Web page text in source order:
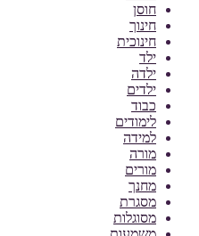
חוסן
חינוך
חינוכית
ילד
ילדה
ילדים
כבוד
לימודים
למידה
מורה
מורים
מחנך
מסגרת
מסוגלות